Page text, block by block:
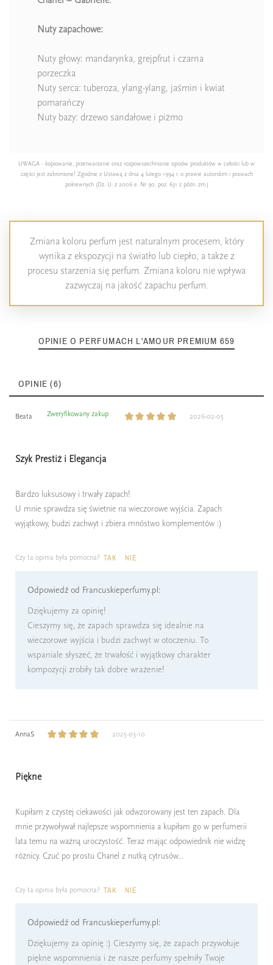
Nuty zapachowe:
Nuty głowy: mandarynka, grejpfrut i czarna
porzeczka
Nuty serca: tuberoza, ylang-ylang, jaśmin i kwiat
pomarańczy
Nuty bazy: drzewo sandałowe i piżmo
UWAGA - kopiowanie, przetwarzanie oraz rozpowszechnianie opisów produktów w całości lub w
części jest zabronione! Zgodnie z Ustawą z dnia 4 lutego 1994 r. o prawie autorskim i prawach
pokrewnych (Dz. U. z 2006 e. Nr 90, poz. 631 z późn. zm.)
Zmiana koloru perfum jest naturalnym procesem, który
wynika z ekspozycji na światło lub ciepło, a także z
procesu starzenia się perfum. Zmiana koloru nie wpływa
zazwyczaj na jakość zapachu perfum.
OPINIE O PERFUMACH L'AMOUR PREMIUM 659
OPINIE (6)
Beata Zweryfikowany zakup 2026-02-05
Szyk Prestiż i Elegancja
Bardzo luksusowy i trwały zapach!
U mnie sprawdza się świetnie na wieczorowe wyjścia. Zapach
wyjątkowy, budzi zachwyt i zbiera mnóstwo komplementów :)
Czy ta opinia była pomocna? TAK NIE
Odpowiedź od Francuskieperfumy.pl:
Dziękujemy za opinię!
Cieszymy się, że zapach sprawdza się idealnie na
wieczorowe wyjścia i budzi zachwyt w otoczeniu. To
wspaniale słyszeć, że trwałość i wyjątkowy charakter
kompozycji zrobiły tak dobre wrażenie!
AnnaS 2025-03-10
Piękne
Kupiłam z czystej ciekawości jak odwzorowany jest ten zapach. Dla
mnie przywoływał najlepsze wspomnienia a kupiłam go w perfumerii
lata temu na ważną uroczystość. Teraz mając odpowiednik nie widzę
różnicy. Czuć po prostu Chanel z nutką cytrusów...
Czy ta opinia była pomocna? TAK NIE
Odpowiedź od Francuskieperfumy.pl:
Dziękujemy za opinię :) Cieszymy się, że zapach przywołuje
piękne wspomnienia i że nasze perfumy spełniły Twoje